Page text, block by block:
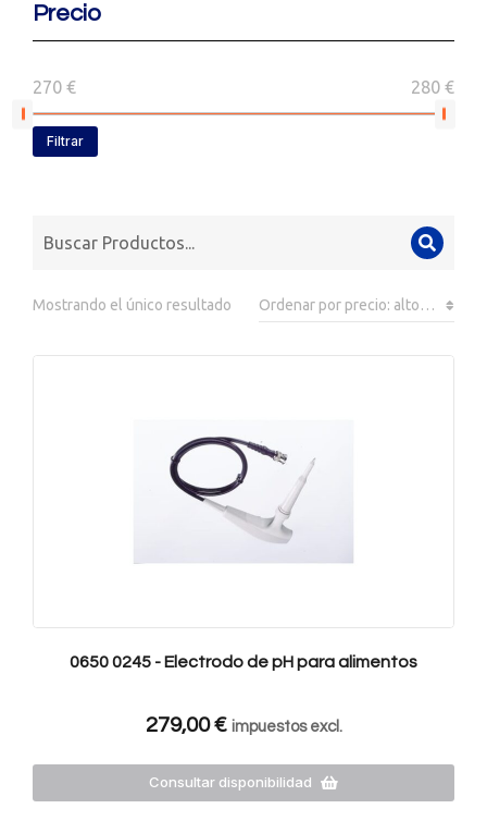
Precio
270 € 280 €
Filtrar
Mostrando el único resultado
0650 0245 - Electrodo de pH para alimentos
279,00€ impuestos excl.
Consultar disponibilidad